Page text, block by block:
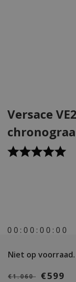
Versace
0 0 : 0 0 : 0 0 : 0 0
Niet op voorraad.
€1.060 €599